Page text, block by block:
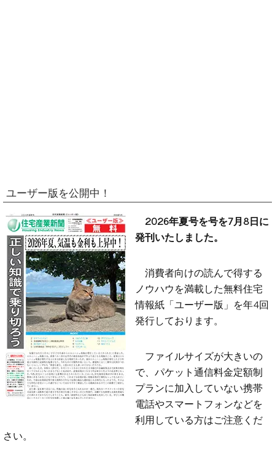
ユーザー版を公開中！
2026年夏号を号を7月8日に
発刊いたしました。
消費者向けの読んで得する
ノウハウを満載した無料住宅
情報紙「ユーザー版」を年4回
発行しております。
ファイルサイズが大きいの
で、パケット通信料金定額制
プランに加入していない携帯
電話やスマートフォンなどを
利用している方はご注意くだ
さい。